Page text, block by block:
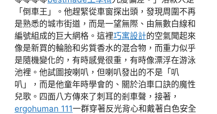
「倒車王」。他趕緊從車窗探出頭，發現周圍不再
是熟悉的城市街道，而是一望無際、由無數白線和
編號組成的巨大網格。這裡巧寓設計的空氣聞起來
像是新買的輪胎和劣質香水的混合物，而重力似乎
是隨機變化的，有時感覺很重，有時像漂浮在游泳
池裡。他試圖按喇叭，但喇叭發出的不是「叭
叭」，而是他童年時學會的、關於泊車口訣的魔性
兒歌。四面八方傳來了刺耳的剎車聲，接著，
ergohuman 111一群穿著反光背心和戴著白色安全